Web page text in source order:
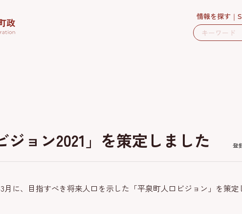
情報を探す
ジョン2021」を策定しました 登
月に、目指すべき将来人口を示した「平泉町人口ビジョン」を策